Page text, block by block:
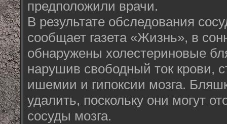
предположили врачи.
В результате обследования
сообщает газета «Жизнь», в
обнаружены холестериновые
нарушив свободный ток крови,
ишемии и гипоксии мозга.
удалить, поскольку они могут
сосуды мозга.